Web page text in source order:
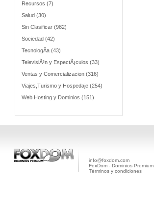
Recursos (7)
Salud (30)
Sin Clasificar (982)
Sociedad (42)
TecnologÃ­a (43)
TelevisiÃ³n y EspectÃ¡culos (33)
Ventas y Comercializacion (316)
Viajes,Turismo y Hospedaje (254)
Web Hosting y Dominios (151)
info@foxdom.com
FoxDom - Dominios Premium
Términos y condiciones